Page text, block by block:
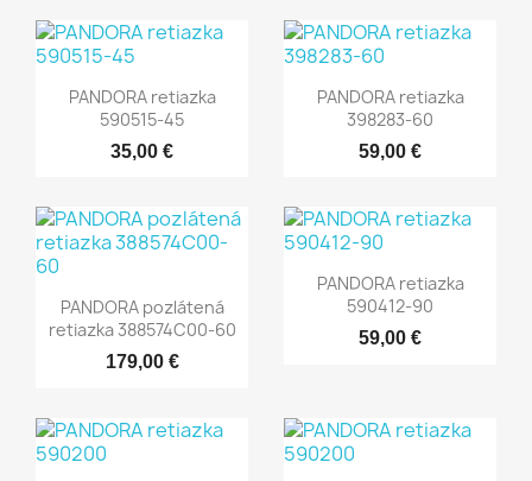
PANDORA retiazka
590515-45
35,00 €
PANDORA retiazka
398283-60
59,00 €
PANDORA pozlátená
retiazka 388574C00-60
179,00 €
PANDORA retiazka
590412-90
59,00 €